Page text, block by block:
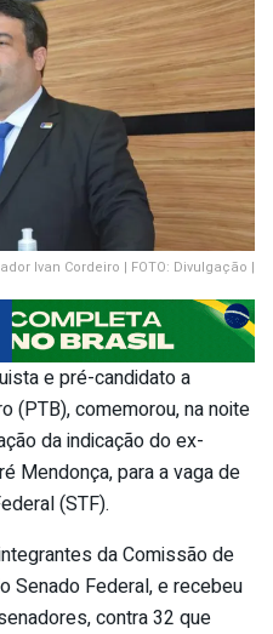
Ivan Cordeiro | FOTO: Divulgação |
e pré-candidato a
(PTB), comemorou, na noite
da indicação do ex-
Mendonça, para a vaga de
(STF).
da Comissão de
Senado Federal, e recebeu
contra 32 que